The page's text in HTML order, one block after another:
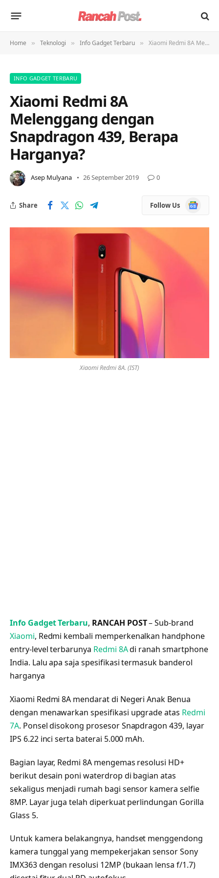
Home » Teknologi » Info Gadget Terbaru » Xiaomi Redmi 8A Melenggang dengan Snapdragon 439, Berapa Harganya?
INFO GADGET TERBARU
Xiaomi Redmi 8A
Melenggang dengan
Snapdragon 439, Berapa
Harganya?
Asep Mulyana 26 September 2019 0
Share Follow Us
Google
News
Xiaomi Redmi 8A. (IST)
Info Gadget Terbaru, RANCAH POST– Sub-brand
Xiaomi, Redmi kembali memperkenalkan handphone
entry-level terbarunya Redmi 8Adi ranah smartphone
India. Lalu apa saja spesifikasi termasuk banderol
harganya
Xiaomi Redmi 8A mendarat di Negeri Anak Benua
dengan menawarkan spesifikasi upgrade atas Redmi
7A. Ponsel disokong prosesor Snapdragon 439, layar
IPS 6.22 inci serta baterai 5.000 mAh.
Bagian layar, Redmi 8A mengemas resolusi HD+
berikut desain poni waterdrop di bagian atas
sekaligus menjadi rumah bagi sensor kamera selfie
8MP. Layar juga telah diperkuat perlindungan Gorilla
Glass 5.
Untuk kamera belakangnya, handset menggendong
kamera tunggal yang mempekerjakan sensor Sony
IMX363 dengan resolusi 12MP (bukaan lensa f/1.7)